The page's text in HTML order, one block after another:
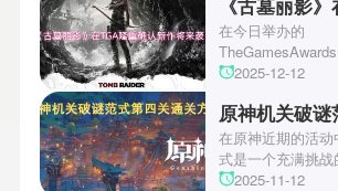
在今日举办的
游戏颁奖典礼中，
场资讯让众多玩家
本次官方也宣布游
陆PS5、Xbox以及
趣的玩家们可以继
2025-12-12
在原神近期的活
式是一个充满挑
中第四关是许多玩
2025-11-12